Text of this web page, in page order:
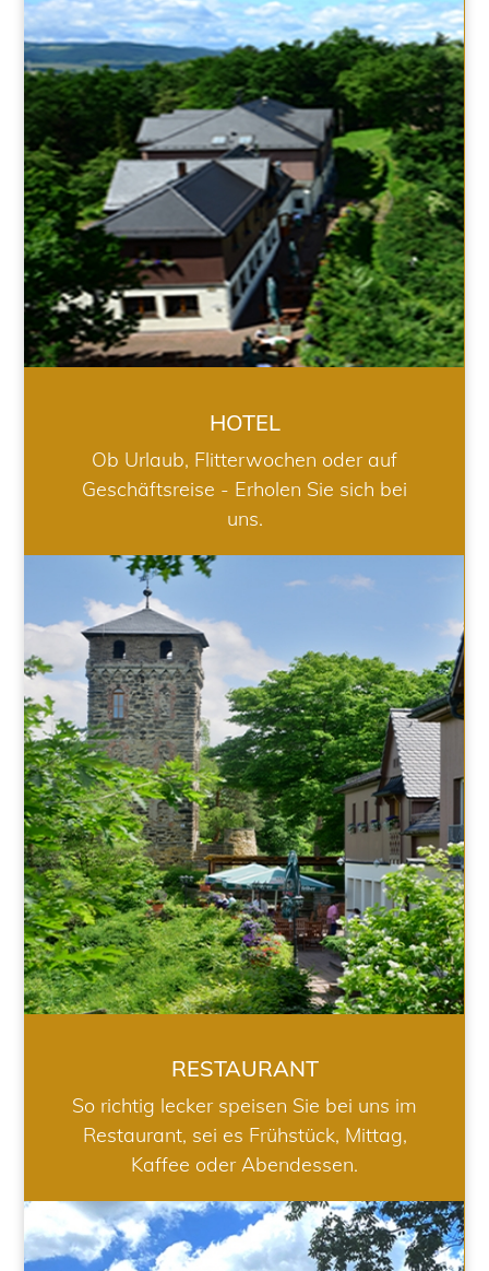
HOTEL
HOTEL
Ob Urlaub, Flitterwochen oder auf
Geschäftsreise - Erholen Sie sich bei
uns.
RESTAURANT
RESTAURANT
So richtig lecker speisen Sie bei uns im
Restaurant, sei es Frühstück, Mittag,
Kaffee oder Abendessen.